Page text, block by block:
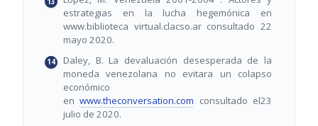
estrategias en la lucha hegemónica en
www.biblioteca virtual.clacso.ar consultado 22
mayo 2020.
Daley, B. La devaluación desesperada de la
moneda venezolana no evitara un colapso
económico
en www.theconversation.com consultado el23
julio de 2020.